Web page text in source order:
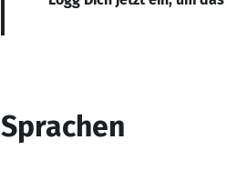
Sprachen